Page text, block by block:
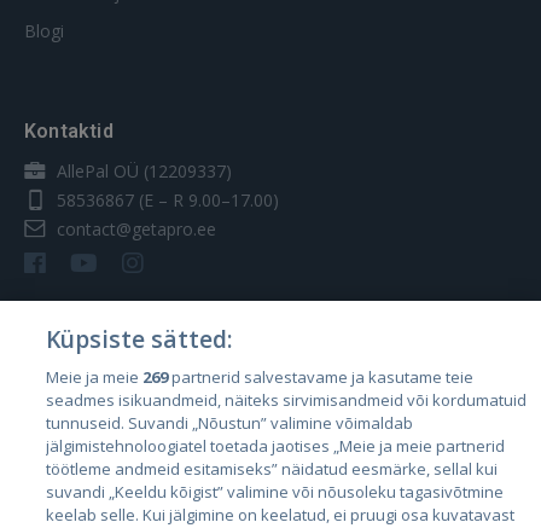
Blogi
Kontaktid
AllePal OÜ (12209337)
58536867 (E – R 9.00–17.00)
contact@getapro.ee
Riigid
Eesti
Läti
Leedu
Küpsiste sätted:
Meie ja meie 269partnerid salvestavame ja kasutame teie
seadmes isikuandmeid, näiteks sirvimisandmeid või kordumatuid
tunnuseid. Suvandi „Nõustun” valimine võimaldab
jälgimistehnoloogiatel toetada jaotises „Meie ja meie partnerid
töötleme andmeid esitamiseks” näidatud eesmärke, sellal kui
suvandi „Keeldu kõigist” valimine või nõusoleku tagasivõtmine
keelab selle. Kui jälgimine on keelatud, ei pruugi osa kuvatavast